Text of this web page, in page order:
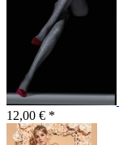
12,00 € *